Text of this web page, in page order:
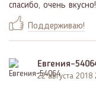
спасибо, очень вкусно!
Поддерживаю!
Евгения-
22 августа 2018